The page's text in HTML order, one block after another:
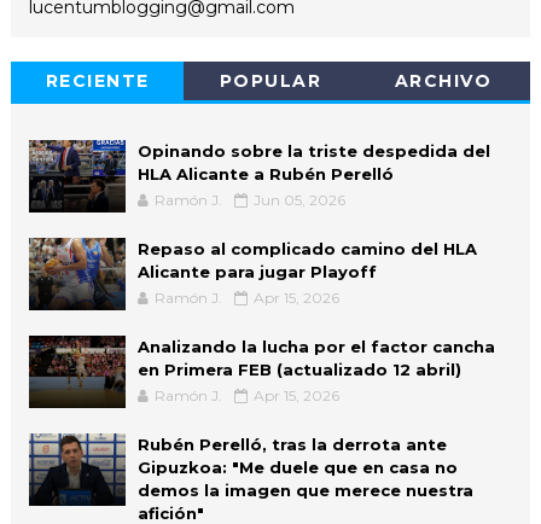
lucentumblogging@gmail.com
RECIENTE POPULAR ARCHIVO
Opinando sobre la triste despedida del
HLA Alicante a Rubén Perelló
Ramón J. Jun 05, 2026
Repaso al complicado camino del HLA
Alicante para jugar Playoff
Ramón J. Apr 15, 2026
Analizando la lucha por el factor cancha
en Primera FEB (actualizado 12 abril)
Ramón J. Apr 15, 2026
Rubén Perelló, tras la derrota ante
Gipuzkoa: "Me duele que en casa no
demos la imagen que merece nuestra
afición"